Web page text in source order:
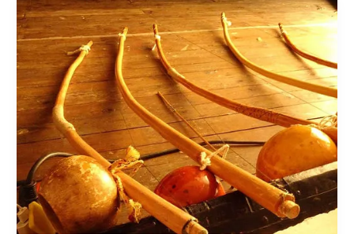
da
te
–
Parte
II:
la
cabaça